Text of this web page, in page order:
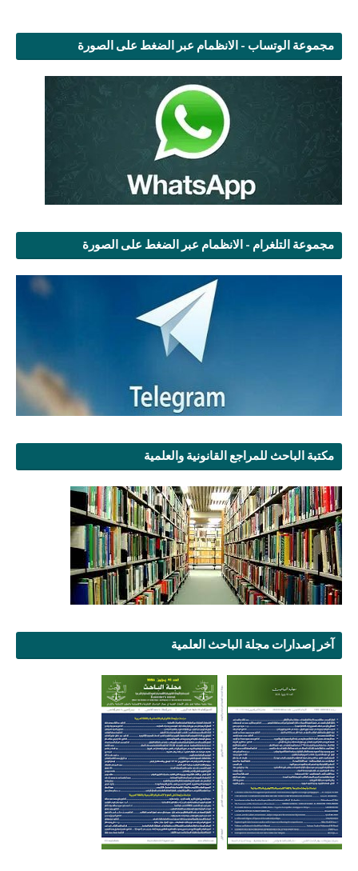
مجموعة الوتساب - الانظمام عبر الضغط على الصورة
مجموعة التلغرام - الانظمام عبر الضغط على الصورة
مكتبة الباحث للمراجع القانونية والعلمية
آخر إصدارات مجلة الباحث العلمية